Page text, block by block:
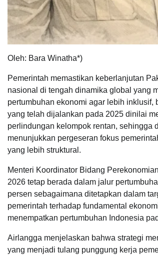
Oleh: Bara Winatha*)
Pemerintah memastikan keberlanjutan
nasional di tengah dinamika global yang
pertumbuhan ekonomi agar lebih
yang telah dijalankan pada 2025 dinilai
perlindungan kelompok rentan, sehingga
menunjukkan pergeseran fokus
yang lebih struktural.
Menteri Koordinator Bidang
2026 tetap berada dalam jalur
persen sebagaimana ditetapkan dalam
pemerintah terhadap fundamental
menempatkan pertumbuhan Indonesia
Airlangga menjelaskan bahwa strategi
yang menjadi tulang punggung kerja